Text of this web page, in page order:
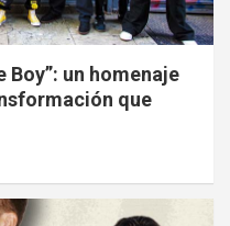
Boy”: un homenaje
que